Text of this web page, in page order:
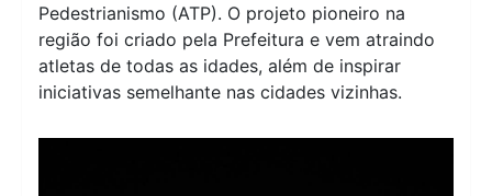
Pedestrianismo (ATP). O projeto pioneiro na
região foi criado pela Prefeitura e vem atraindo
atletas de todas as idades, além de inspirar
iniciativas semelhante nas cidades vizinhas.